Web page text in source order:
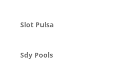
Slot Pulsa
Sdy Pools